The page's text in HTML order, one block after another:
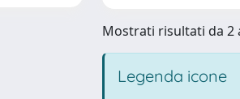
Mostrati risultati da 2
Legenda icone